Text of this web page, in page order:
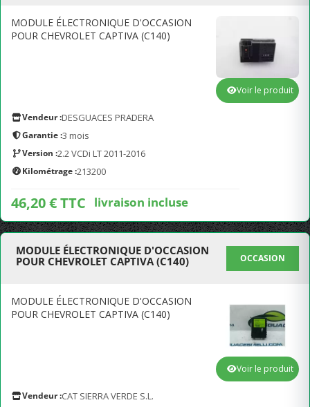
MODULE ÉLECTRONIQUE D'OCCASION
POUR CHEVROLET CAPTIVA (C140)
Vendeur :DESGUACES PRADERA
Garantie :3 mois
Version :2.2 VCDi LT 2011-2016
Kilométrage :213200
46,20 € TTC livraison incluse
Voir le produit
MODULE ÉLECTRONIQUE D'OCCASION
POUR CHEVROLET CAPTIVA (C140)
OCCASION
MODULE ÉLECTRONIQUE D'OCCASION
POUR CHEVROLET CAPTIVA (C140)
Vendeur :CAT SIERRA VERDE S.L.
Voir le produit